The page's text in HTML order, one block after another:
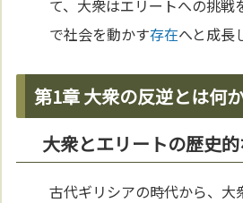
て、大衆はエリートへの挑戦
で社会を動かす存在へと成長
第1章 大衆の反逆とは何
大衆とエリートの歴史
古代ギリシアの時代から、大